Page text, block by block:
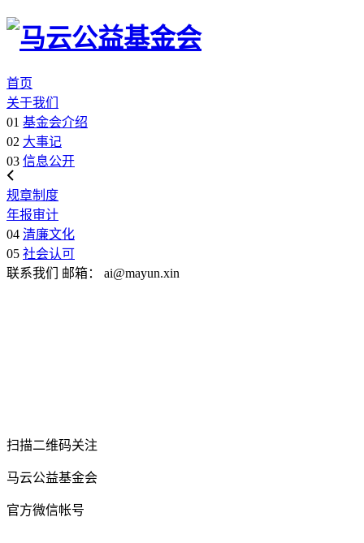
首页
关于我们
01 基金会介绍
02 大事记
03 信息公开
规章制度
年报审计
04 清廉文化
05 社会认可
联系我们
邮箱： ai@mayun.xin
扫描二维码关注
马云公益基金会
官方微信帐号